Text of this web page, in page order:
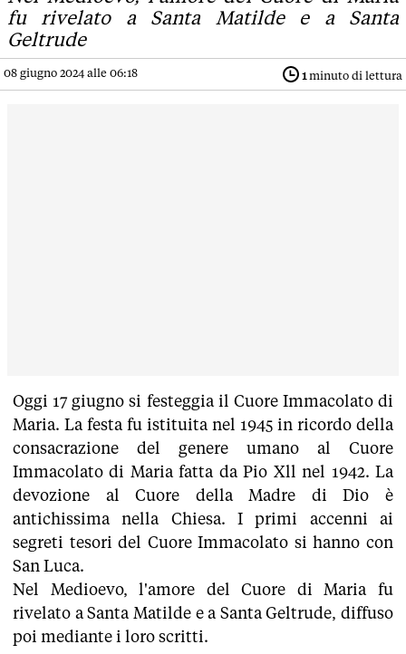
fu rivelato a Santa Matilde e a Santa
Geltrude
08 giugno 2024 alle 06:18 1 minuto di lettura
Oggi 17 giugno si festeggia il Cuore Immacolato di
Maria. La festa fu istituita nel 1945 in ricordo della
consacrazione del genere umano al Cuore
Immacolato di Maria fatta da Pio Xll nel 1942. La
devozione al Cuore della Madre di Dio è
antichissima nella Chiesa. I primi accenni ai
segreti tesori del Cuore Immacolato si hanno con
San Luca.
Nel Medioevo, l'amore del Cuore di Maria fu
rivelato a Santa Matilde e a Santa Geltrude, diffuso
poi mediante i loro scritti.